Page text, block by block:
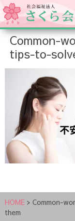
Common-
tips-to-
HOME > Common-
them